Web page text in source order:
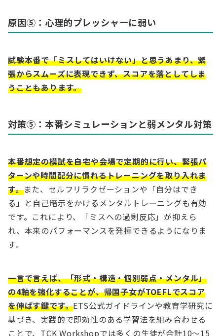
原因⑤：心理的プレッシャーに弱い
試験本番で「ミスしてはいけない」と思うあまり、緊
張からスムーズに表現できず、スコアを落としてしま
うこともあります。
対策⑤：本番シミュレーションと弱メンタル対策
本番想定の模試を自宅や会場で定期的に行い、緊張パ
ターンや時間配分に慣れるトレーニングを取り入れま
す。また、セルフリラクゼーションや「自分はでき
る」と自己暗示をかけるメンタルトレーニングも有効
です。これにより、「ミスへの過剰反応」が抑えら
れ、本来のパフォーマンスを発揮できるようになりま
す。
一言で言えば、「形式・構造・個別弱点・メンタル」
の4軸を強化することが、帰国子女がTOEFLでスコア
を伸ばす鍵です。ETS公式ガイドラインや教育学研究に
基づき、実践的で即効性のある学習法を組み合わせる
ことで、TCK Workshopでは多くの生徒が合計10～15